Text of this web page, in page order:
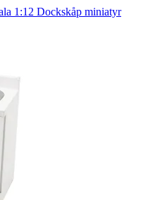
1:12 Dockskåp miniatyr